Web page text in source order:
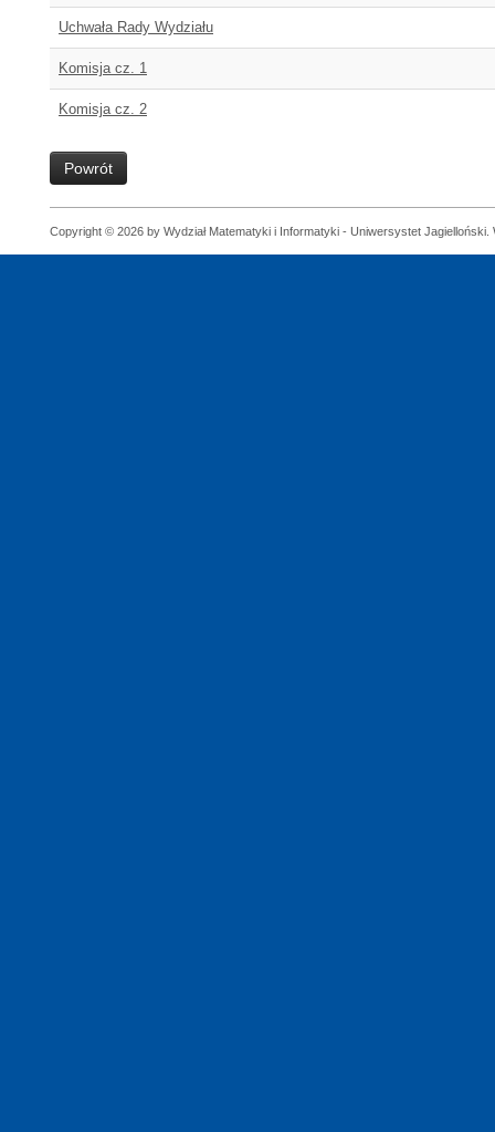
Uchwała Rady Wydziału
Komisja cz. 1
Komisja cz. 2
Powrót
Copyright © 2026 by Wydział Matematyki i Informatyki - Uniwersystet